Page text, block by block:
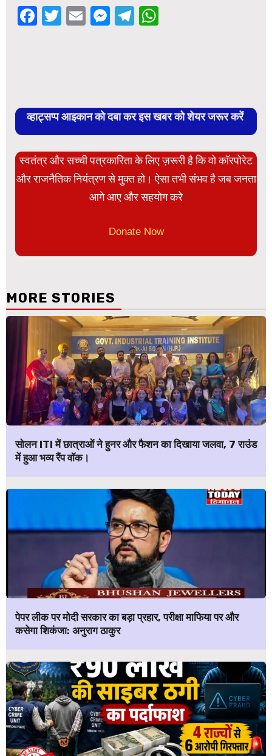
Facebook
Twitter
EmailMessenger
Telegram
व्हाट्सप्प आइकान को दबा कर इस खबर को शेयर जरूर करें
स्वतंत्र और सच्ची पत्रकारिता के लिए ज़रूरी है कि वो कॉरपोरेट
और राजनैतिक नियंत्रण से मुक्त हो। ऐसा तभी संभव है जब जनता
आगे आए और सहयोग करे
Donate Now
MORE STORIES
सोलन ITI में छात्राओं ने हुनर और फैशन का दिखाया जलवा, 7 राउंड
में हुआ भव्य रैंप वॉक।
पेपर लीक पर मोदी सरकार का बड़ा प्रहार, परीक्षा माफिया पर और
कसेगा शिकंजा: अनुराग ठाकुर